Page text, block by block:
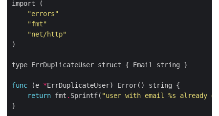
"errors"
"fmt"
"net/http"
func (e *
return fmt . Sprintf( "user with email %s already